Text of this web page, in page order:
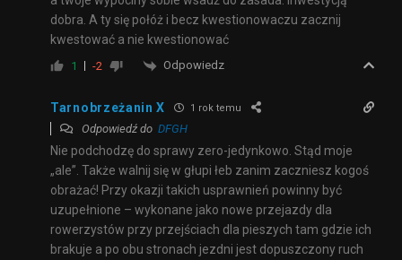
dobra. A ty się połóż i becz kwestionowaczu zacznij
kwestować a nie kwestionować
1 -2 Odpowiedz
Tarnobrzeżanin X 1 rok temu
Odpowiedź do DFGH
Nie podchodzę do sprawy zero-jedynkowo. Stąd moje
„ale”. Także walnij się w głupi łeb zanim zaczniesz kogoś
obrażać! Przy okazji takich usprawnień powinny być
uzupełnione – wykonane jako nowe przejazdy dla
rowerzystów przy przejściach dla pieszych tam gdzie ich
brakuje a po obu stronach jezdni jest dopuszczony ruch